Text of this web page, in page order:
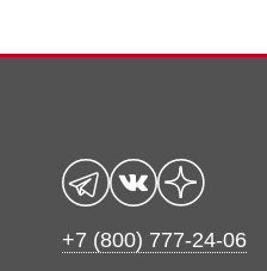
+7 (800) 777-24-06